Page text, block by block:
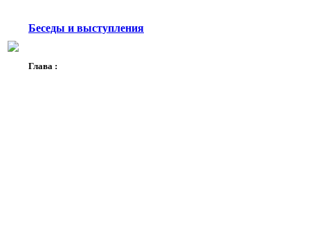
Беседы и выступления
Глава :